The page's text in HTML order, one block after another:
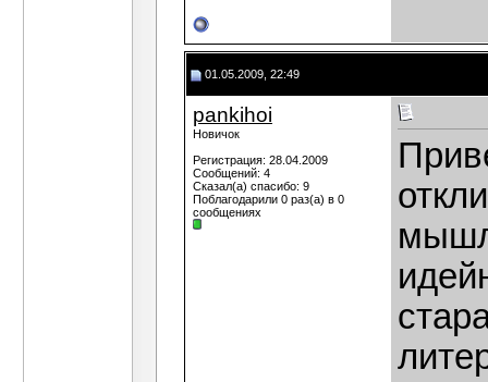
01.05.2009, 22:49
pankihoi
Новичок
Регистрация: 28.04.2009
Сообщений: 4
Сказал(а) спасибо: 9
Поблагодарили 0 раз(а) в 0
сообщениях